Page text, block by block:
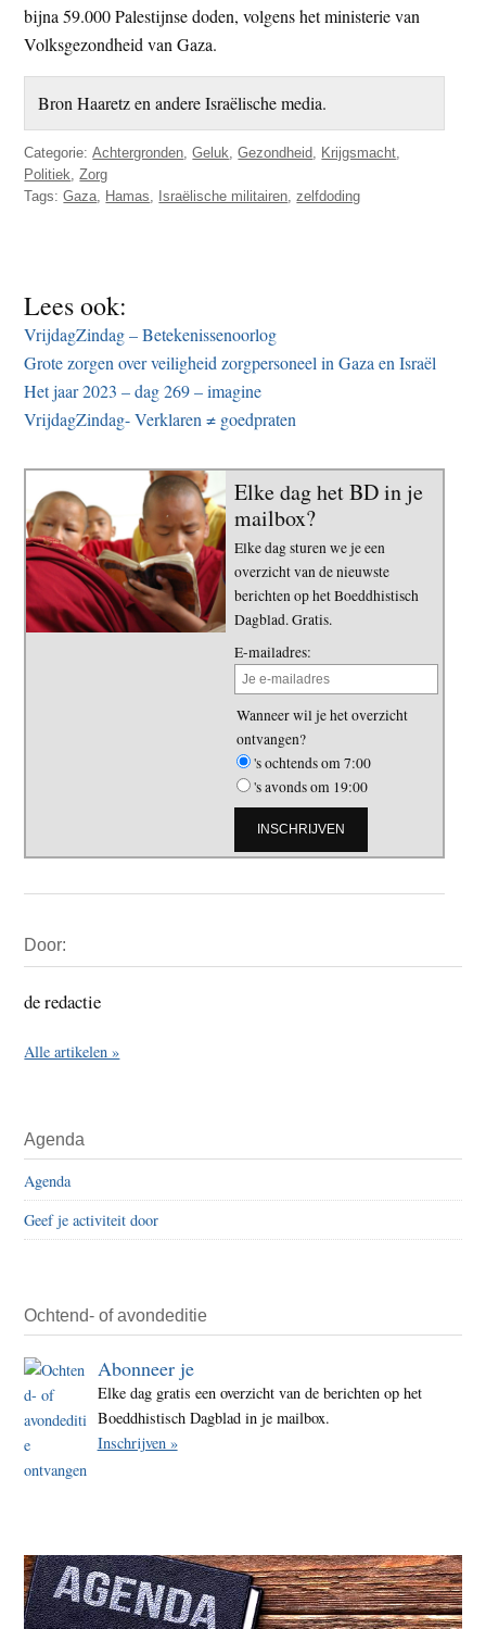
bijna 59.000 Palestijnse doden, volgens het ministerie van
Volksgezondheid van Gaza.
Bron Haaretz en andere Israëlische media.
Categorie:Achtergronden,Geluk,Gezondheid, Krijgsmacht,
Politiek,Zorg
Tags:Gaza, Hamas, Israëlische militairen,zelfdoding
Lees ook:
VrijdagZindag – Betekenissenoorlog
Grote zorgen over veiligheid zorgpersoneel in Gaza en Israël
Het jaar 2023 – dag 269 – imagine
VrijdagZindag- Verklaren ≠ goedpraten
Elke dag het BD in je
mailbox?
Elke dag sturen we je een
overzicht van de nieuwste
berichten op het Boeddhistisch
Dagblad. Gratis.
E-mailadres:
Wanneer wil je het overzicht
ontvangen?
's ochtends om 7:00
's avonds om 19:00
Sidebar
Door:
de redactie
Alle artikelen »
Agenda
Agenda
Geef je activiteit door
Ochtend- of avondeditie
Abonneer je
Elke dag gratis een overzicht van de berichten op het
Boeddhistisch Dagblad in je mailbox.
Inschrijven »